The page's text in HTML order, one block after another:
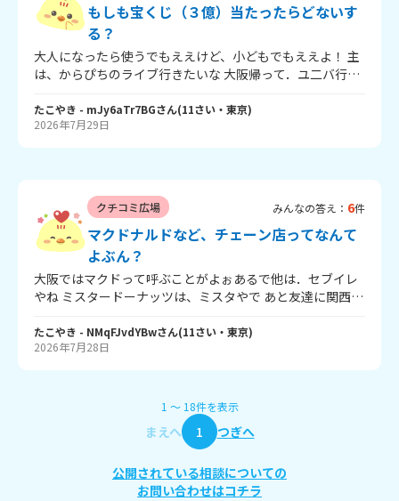
もしも宝くじ（３億）当たったらどないす
る？
大人になったら使うでもええけど、小どもでもええよ！ 主
は、からぴちのライブ行きたいな 大阪帰って．ユ二バ行く
たこやき - mJy6aTr7BGさん(11さい・ 東京)
2026年7月29日
クチコミ広場 みんなの答え： 6件
マクドナルドなど、チェーン店ってなんて
よぶん？
大阪ではマクドって呼ぶことがよぉあるで他は．セブイレ
やね ミスタードーナッツは、ミスタやで あと友達に関西人
んなイメージあるか書いてな～
たこやき - NMqFJvdYBwさん(11さい・ 東京)
2026年7月28日
1 〜 18件を表示
まえへ 1 つぎへ
公開されている相談についての
お問い合わせはコチラ